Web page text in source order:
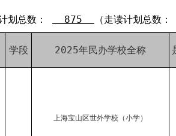
划总数： 875 （走读计划总数：
学段 2025年民办学校全称
上海宝山区世外学校（小学）